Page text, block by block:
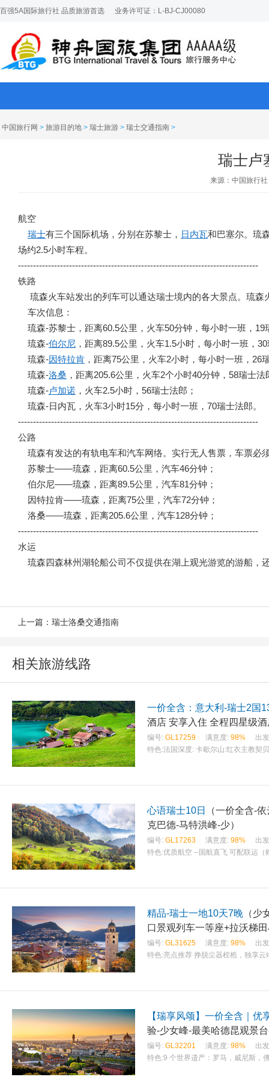
百强5A国际旅行社 品质旅游首选 业务许可证：L-BJ-CJ00080
中国旅行网 > 旅游目的地 > 瑞士旅游 > 瑞士交通指南 >
瑞士卢
来源：中国旅行社
航空
瑞士有三个国际机场，分别在苏黎士， 日内瓦和巴塞尔。琉
场约2.5小时车程。
--------------------------------------------------------------------------------
铁路
琉森火车站发出的列车可以通达瑞士境内的各大景点。琉
车次信息：
琉森-苏黎士，距离60.5公里，火车50分钟，每小时一班，19
琉森-伯尔尼 ，距离89.5公里，火车1.5小时，每小时一班，
琉森-因特拉肯 ，距离75公里，火车2小时，每小时一班，26
琉森-洛桑 ，距离205.6公里，火车2个小时40分钟，58瑞士法
琉森-卢加诺 ，火车2.5小时，56瑞士法郎；
琉森-日内瓦，火车3小时15分，每小时一班，70瑞士法郎。
--------------------------------------------------------------------------------
公路
琉森有发达的有轨电车和汽车网络。实行无人售票，车票必
苏黎士——琉森，距离60.5公里，汽车46分钟；
伯尔尼——琉森，距离89.5公里，汽车81分钟；
因特拉肯——琉森，距离75公里，汽车72分钟；
洛桑——琉森，距离205.6公里，汽车128分钟；
--------------------------------------------------------------------------------
水运
琉森四森林州湖轮船公司不仅提供在湖上观光游览的游船，
上一篇： 瑞士洛桑交通指南
相关旅游线路
一价全含：意大利-瑞士2国
编号: GL17259 满意度: 98%
出
特色:法国深度: 卡歇尔山:红衣主教契
心语瑞士10日
（一价全含-
克巴德-马特洪峰-少）
编号: GL17263 满意度: 98%
出
特色:优质航空 --国航直飞 可配联运
精品-瑞士一地10天7晚 （少
口景观列车一等座+拉沃梯
编号: GL31625 满意度: 98%
出
特色:亮点推荐 挣脱尘器桎梏，独享
【瑞享风颂】一价全含｜优
验-少女峰-最美哈德昆观景
编号: GL32201 满意度: 98%
出
特色:9 个世界遗产：罗马，威尼斯，